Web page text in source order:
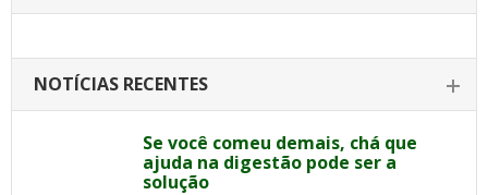
NOTÍCIAS RECENTES
Se você comeu demais, chá que
ajuda na digestão pode ser a
solução